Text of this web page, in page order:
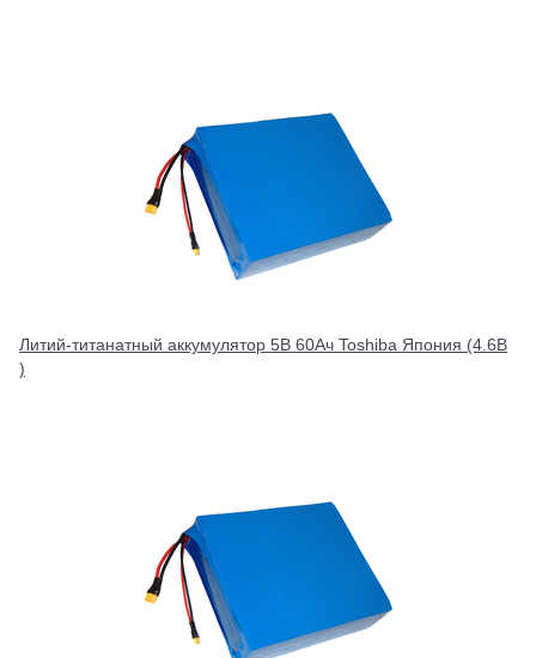
Литий-титанатный аккумулятор 5В 60Ач Toshiba Япония (4.6В
)